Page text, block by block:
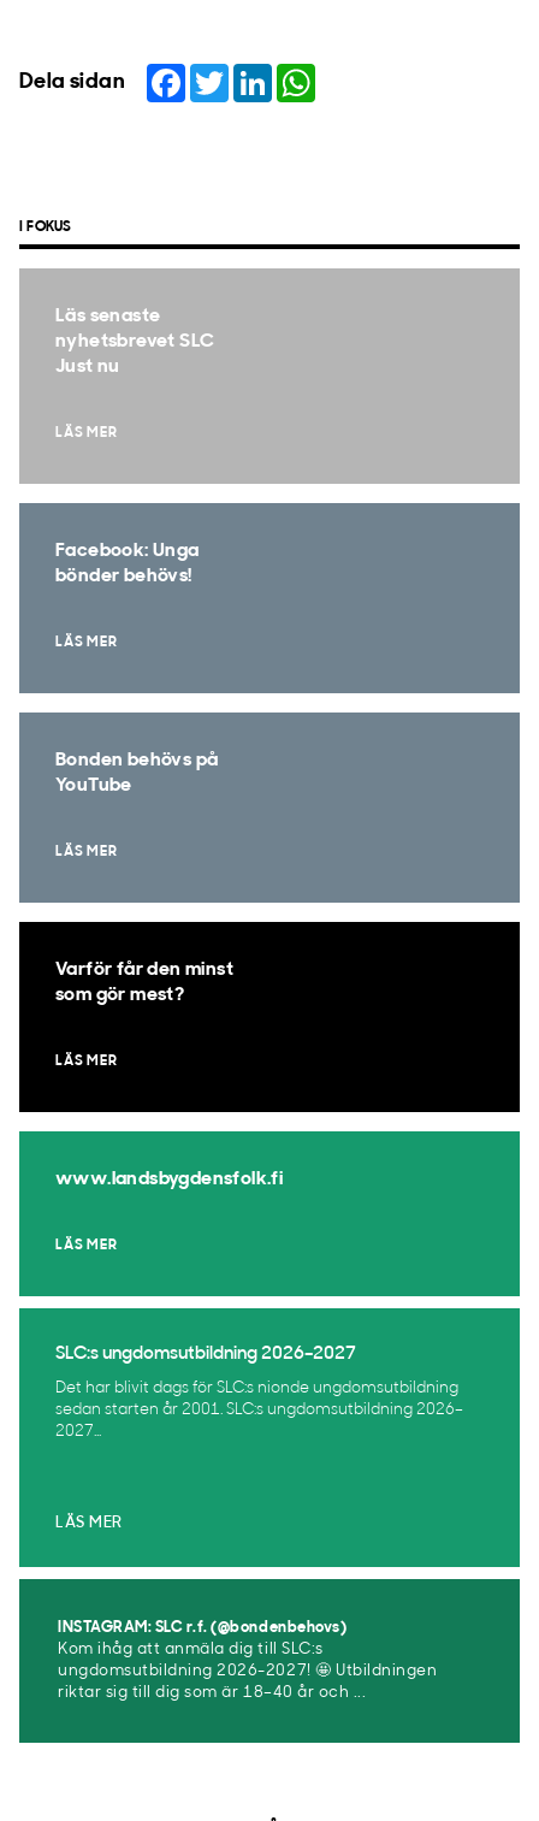
Dela sidan Facebook
TwitterLinkedIn
I FOKUS
Läs senaste
nyhetsbrevet SLC
Just nu
LÄS MER
Facebook: Unga
bönder behövs!
LÄS MER
Bonden behövs på
YouTube
LÄS MER
Varför får den minst
som gör mest?
LÄS MER
www.landsbygdensfolk.fi
LÄS MER
SLC:s ungdomsutbildning 2026–2027
Det har blivit dags för SLC:s nionde ungdomsutbildning
sedan starten år 2001. SLC:s ungdomsutbildning 2026–
2027...
LÄS MER
INSTAGRAM: SLC r.f. (@bondenbehovs)
Kom ihåg att anmäla dig till SLC:s
ungdomsutbildning 2026-2027! 🤩 Utbildningen
riktar sig till dig som är 18–40 år och ...